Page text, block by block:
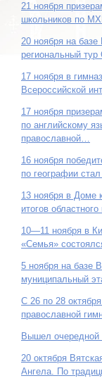
21 ноября
школьников по
20 ноября на базе
региональный
17 ноября в
Всероссийской
17 ноября
по английскому
православной…
16 ноября
по географии
13 ноября в Доме
итогов
10—11 ноября в
«Семья»
5 ноября на базе
муниципальный
С 26 по 28
православной
Вышел очередной
20 октября
Ангела. По